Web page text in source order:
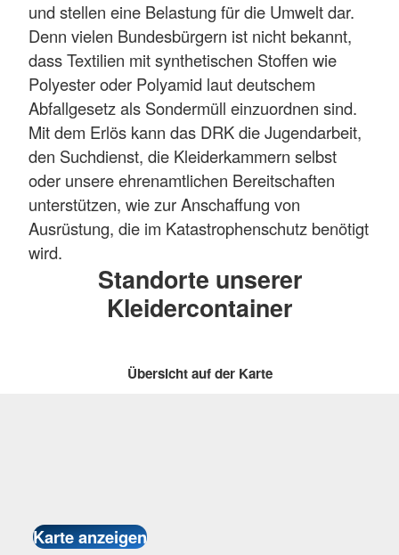
und stellen eine Belastung für die Umwelt dar.
Denn vielen Bundesbürgern ist nicht bekannt,
dass Textilien mit synthetischen Stoffen wie
Polyester oder Polyamid laut deutschem
Abfallgesetz als Sondermüll einzuordnen sind.
Mit dem Erlös kann das DRK die Jugendarbeit,
den Suchdienst, die Kleiderkammern selbst
oder unsere ehrenamtlichen Bereitschaften
unterstützen, wie zur Anschaffung von
Ausrüstung, die im Katastrophenschutz benötigt
wird.
Standorte unserer
Kleidercontainer
Übersicht auf der Karte